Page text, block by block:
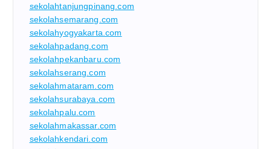
sekolahtanjungpinang.com
sekolahsemarang.com
sekolahyogyakarta.com
sekolahpadang.com
sekolahpekanbaru.com
sekolahserang.com
sekolahmataram.com
sekolahsurabaya.com
sekolahpalu.com
sekolahmakassar.com
sekolahkendari.com